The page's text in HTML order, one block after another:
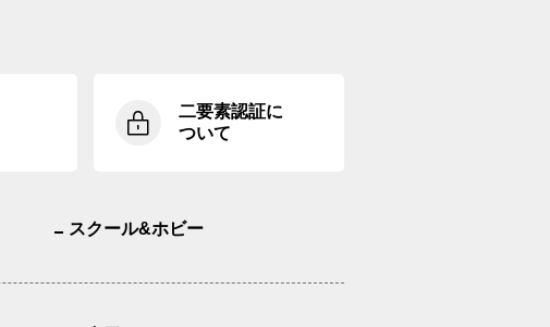
二要素認証に
ついて
スクール&ホビー